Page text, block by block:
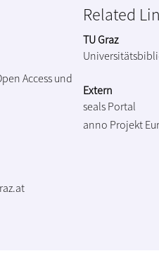
Access und
Related
TU Graz
Extern
seals Portal
anno Projekt